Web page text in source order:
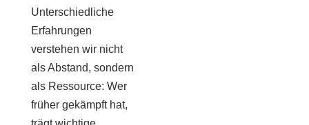
Unterschiedliche
Erfahrungen
verstehen wir nicht
als Abstand, sondern
als Ressource: Wer
früher gekämpft hat,